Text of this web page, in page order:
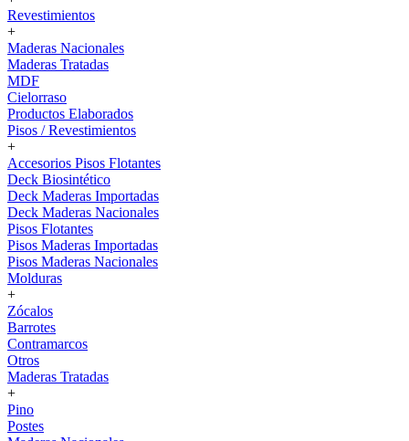
Revestimientos
+
Maderas Nacionales
Maderas Tratadas
MDF
Cielorraso
Productos Elaborados
Pisos / Revestimientos
+
Accesorios Pisos Flotantes
Deck Biosintético
Deck Maderas Importadas
Deck Maderas Nacionales
Pisos Flotantes
Pisos Maderas Importadas
Pisos Maderas Nacionales
Molduras
+
Zócalos
Barrotes
Contramarcos
Otros
Maderas Tratadas
+
Pino
Postes